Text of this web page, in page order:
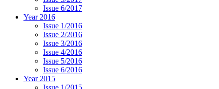
Issue 6/2017
Year 2016
Issue 1/2016
Issue 2/2016
Issue 3/2016
Issue 4/2016
Issue 5/2016
Issue 6/2016
Year 2015
Issue 1/2015